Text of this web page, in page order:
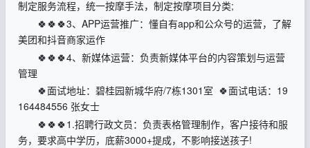
制定服务流程，统一按摩手法，制定按摩项目分类;
🍀🍀🍀3、APP运营推广：懂自有app和公众号的运营，了解
美团和抖音商家运作
🍀🍀🍀4、新媒体运营：负责新媒体平台的内容策划与运营
管理
🍀面试地址：碧桂园新城华府/7栋1301室 🍀面试电话：19
164484556 张女士
🍀🍀🍀1.招聘行政文员：负责表格管理制作，客户接待和服
务，要求高中学历，底薪3000+提成，不影响接送孩子!